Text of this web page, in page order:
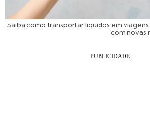
Saiba como transportar líquidos em
com novas